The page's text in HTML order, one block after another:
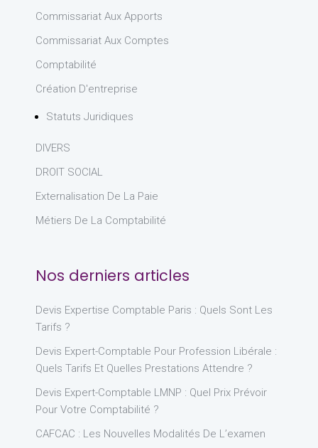
Commissariat Aux Apports
Commissariat Aux Comptes
Comptabilité
Création D'entreprise
Statuts Juridiques
DIVERS
DROIT SOCIAL
Externalisation De La Paie
Métiers De La Comptabilité
Nos derniers articles
Devis Expertise Comptable Paris : Quels Sont Les
Tarifs ?
Devis Expert-Comptable Pour Profession Libérale :
Quels Tarifs Et Quelles Prestations Attendre ?
Devis Expert-Comptable LMNP : Quel Prix Prévoir
Pour Votre Comptabilité ?
CAFCAC : Les Nouvelles Modalités De L’examen